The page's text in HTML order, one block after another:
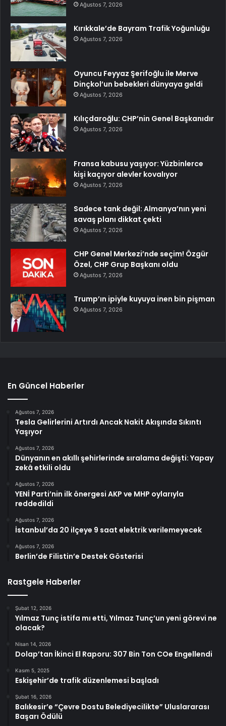
Ağustos 7, 2026
Kırıkkale’de Bayram Trafik Yoğunluğu
Ağustos 7, 2026
Oyuncu Feyyaz Şerifoğlu ile Merve
Dinçkol’un bebekleri dünyaya geldi
Ağustos 7, 2026
Kılıçdaroğlu: CHP’nin Genel Başkanıdır
Ağustos 7, 2026
Fransa kabusu yaşıyor: Yüzbinlerce
kişi kaçıyor alevler kovalıyor
Ağustos 7, 2026
Sadece tank değil: Almanya’nın yeni
savaş planı dikkat çekti
Ağustos 7, 2026
CHP Genel Merkezi’nde seçim! Özgür
Özel, CHP Grup Başkanı oldu
Ağustos 7, 2026
Trump’ın ipiyle kuyuya inen bin pişman
Ağustos 7, 2026
En Güncel Haberler
Ağustos 7, 2026
Tesla Gelirlerini Artırdı Ancak Nakit Akışında Sıkıntı
Yaşıyor
Ağustos 7, 2026
Dünyanın en akıllı şehirlerinde sıralama değişti: Yapay
zekâ etkili oldu
Ağustos 7, 2026
YENİ Parti’nin ilk önergesi AKP ve MHP oylarıyla
reddedildi
Ağustos 7, 2026
İstanbul’da 20 ilçeye 9 saat elektrik verilemeyecek
Ağustos 7, 2026
Berlin’de Filistin’e Destek Gösterisi
Rastgele Haberler
Şubat 12, 2026
Yılmaz Tunç istifa mı etti, Yılmaz Tunç’un yeni görevi ne
olacak?
Nisan 14, 2026
Dolap’tan İkinci El Raporu: 307 Bin Ton COe Engellendi
Kasım 5, 2025
Eskişehir’de trafik düzenlemesi başladı
Şubat 16, 2026
Balıkesir’e “Çevre Dostu Belediyecilikte” Uluslararası
Başarı Ödülü